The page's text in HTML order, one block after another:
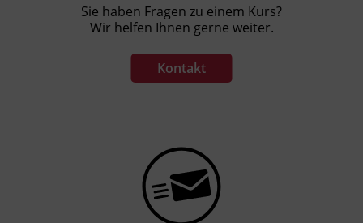
Sie haben Fragen zu einem Kurs?
Wir helfen Ihnen gerne weiter.
Kontakt